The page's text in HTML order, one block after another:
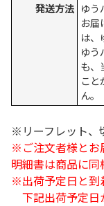
発送方法 ゆう
お届
は、
ゆう
も、
こと
ん。
※リーフレット、
※ご注文者様とお
明細書は商品に同
※出荷予定日と到
下記出荷予定日